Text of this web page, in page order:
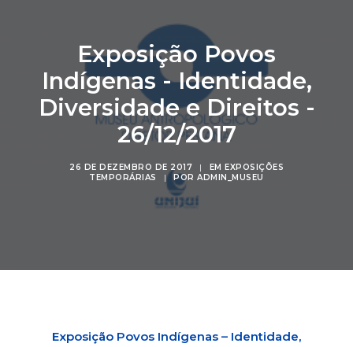
Acervo
Apoie
Exposição Povos
Indígenas - Identidade,
Diversidade e Direitos -
26/12/2017
26 DE DEZEMBRO DE 2017 | EM EXPOSIÇÕES
TEMPORÁRIAS
| PORADMIN_MUSEU
Exposição Povos Indígenas – Identidade,